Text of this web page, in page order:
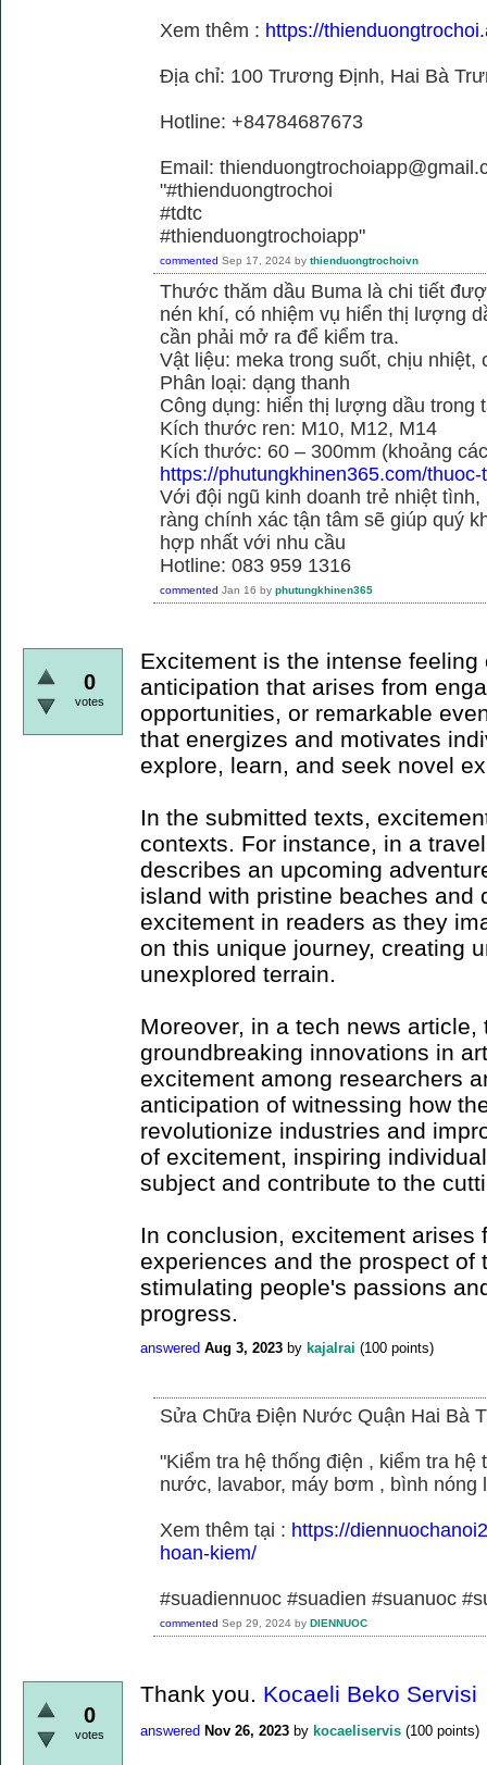
Xem thêm : https://
Địa chỉ: 100 Trương Định, Hai Bà
Hotline: +84784687673
Email:
"#thienduongtrochoi
#tdtc
#thienduongtrochoiapp"
commented Sep 17, 2024 by thienduongtrochoivn
Thước thăm dầu Buma là chi tiết
nén khí, có nhiệm vụ hiển thị lượng
cần phải mở ra để kiểm tra.
Vật liệu: meka trong suốt, chịu nhiệt,
Phân loại: dạng thanh
Công dụng: hiển thị lượng dầu trong
Kích thước ren: M10, M12, M14
Kích thước: 60 – 300mm (khoảng
https://phutungkhinen365.com/
Với đội ngũ kinh doanh trẻ nhiệt
ràng chính xác tận tâm sẽ giúp quý
hợp nhất với nhu cầu
Hotline: 083 959 1316
commented Jan 16 by phutungkhinen365
0
votes
Excitement is the intense
anticipation that arises from
opportunities, or remarkable
that energizes and motivates
explore, learn, and seek novel
In the submitted texts,
contexts. For instance, in a
describes an upcoming
island with pristine beaches and
excitement in readers as they
on this unique journey, creating
unexplored terrain.
Moreover, in a tech news
groundbreaking innovations in
excitement among researchers
anticipation of witnessing how
revolutionize industries and
of excitement, inspiring
subject and contribute to the
In conclusion, excitement arises
experiences and the prospect of
stimulating people's passions
progress.
answered Aug 3, 2023 by kajalrai (100 points)
Sửa Chữa Điện Nước Quận Hai Bà
"Kiểm tra hệ thống điện , kiểm tra
nước, lavabor, máy bơm , bình nóng
Xem thêm tại : https://
hoan-kiem/
#suadiennuoc #suadien #suanuoc
commented Sep 29, 2024 by DIENNUOC
0
votes
Thank you. Kocaeli Beko Servisi
answered Nov 26, 2023 by kocaeliservis (100 points)